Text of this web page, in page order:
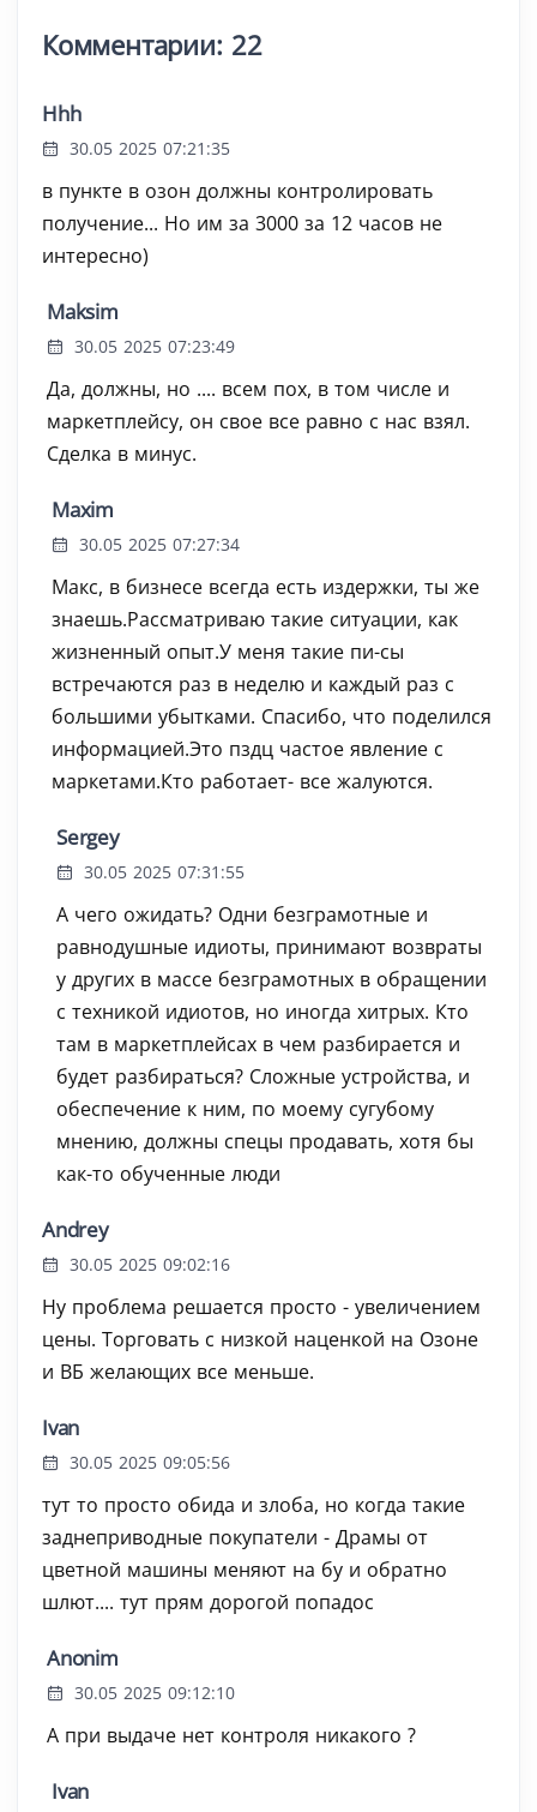
Комментарии: 22
Hhh
30.05 2025 07:21:35
в пункте в озон должны контролировать
получение... Но им за 3000 за 12 часов не
интересно)
Maksim
30.05 2025 07:23:49
Да, должны, но .... всем пох, в том числе и
маркетплейсу, он свое все равно с нас взял.
Сделка в минус.
Maxim
30.05 2025 07:27:34
Макс, в бизнесе всегда есть издержки, ты же
знаешь.Рассматриваю такие ситуации, как
жизненный опыт.У меня такие пи-сы
встречаются раз в неделю и каждый раз с
большими убытками. Спасибо, что поделился
информацией.Это пздц частое явление с
маркетами.Кто работает- все жалуются.
Sergey
30.05 2025 07:31:55
А чего ожидать? Одни безграмотные и
равнодушные идиоты, принимают возвраты
у других в массе безграмотных в обращении
с техникой идиотов, но иногда хитрых. Кто
там в маркетплейсах в чем разбирается и
будет разбираться? Сложные устройства, и
обеспечение к ним, по моему сугубому
мнению, должны спецы продавать, хотя бы
как-то обученные люди
Andrey
30.05 2025 09:02:16
Ну проблема решается просто - увеличением
цены. Торговать с низкой наценкой на Озоне
и ВБ желающих все меньше.
Ivan
30.05 2025 09:05:56
тут то просто обида и злоба, но когда такие
заднеприводные покупатели - Драмы от
цветной машины меняют на бу и обратно
шлют.... тут прям дорогой попадос
Anonim
30.05 2025 09:12:10
А при выдаче нет контроля никакого ?
Ivan